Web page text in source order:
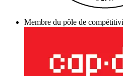
Membre du pôle de